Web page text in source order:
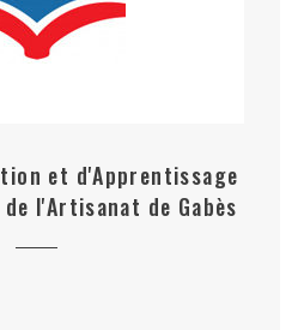
et d'Apprentissage
l'Artisanat de Gabès